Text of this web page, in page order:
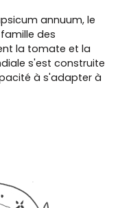
annuum, le
des
la tomate et la
s'est construite
à s'adapter à